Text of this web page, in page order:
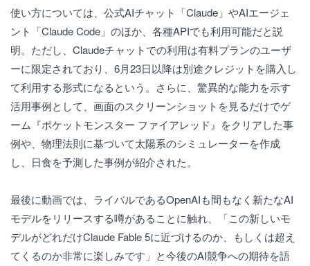
使い方については、公式AIチャット「Claude」やAIエージェ
ント「Claude Code」のほか、各種APIでも利用可能だと説
明。ただし、Claudeチャットでの利用は有料プランのユーザ
ーに限定されており、6月23日以降は別途クレジットを購入し
て利用する形式になるという。さらに、驚異的な能力を示す
活用事例として、画面のスクリーンショットを見るだけでゲ
ーム『ポケットモンスター ファイアレッド』をクリアした事
例や、物理法則に基づいて太陽系のシミュレーターを作成
し、日食を予測した事例が紹介された。
最後に動画では、ライバルであるOpenAIも間もなく新たなAI
モデルをリリースする噂があることに触れ、「この新しいモ
デルがどれだけClaude Fable 5に近づけるのか、もしくは超え
てくるのか非常に楽しみです」と今後のAI競争への期待を語